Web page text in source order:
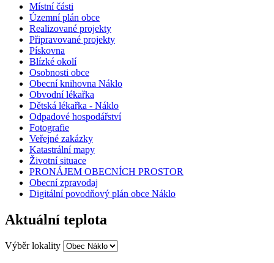
Místní části
Územní plán obce
Realizované projekty
Připravované projekty
Pískovna
Blízké okolí
Osobnosti obce
Obecní knihovna Náklo
Obvodní lékařka
Dětská lékařka - Náklo
Odpadové hospodářství
Fotografie
Veřejné zakázky
Katastrální mapy
Životní situace
PRONÁJEM OBECNÍCH PROSTOR
Obecní zpravodaj
Digitální povodňový plán obce Náklo
Aktuální teplota
Výběr lokality